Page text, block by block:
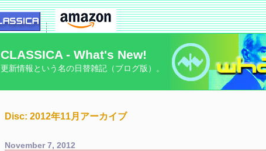
CLASSICA - What's New!
更新情報という名の日替雑記（ブログ版）。
Disc: 2012年11月アーカイブ
November 7, 2012